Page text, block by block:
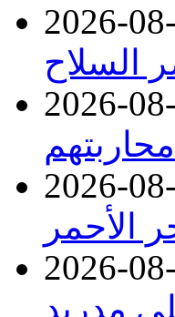
2026-
السلاح
2026-
2026-
الأحمر
2026-
مدريد